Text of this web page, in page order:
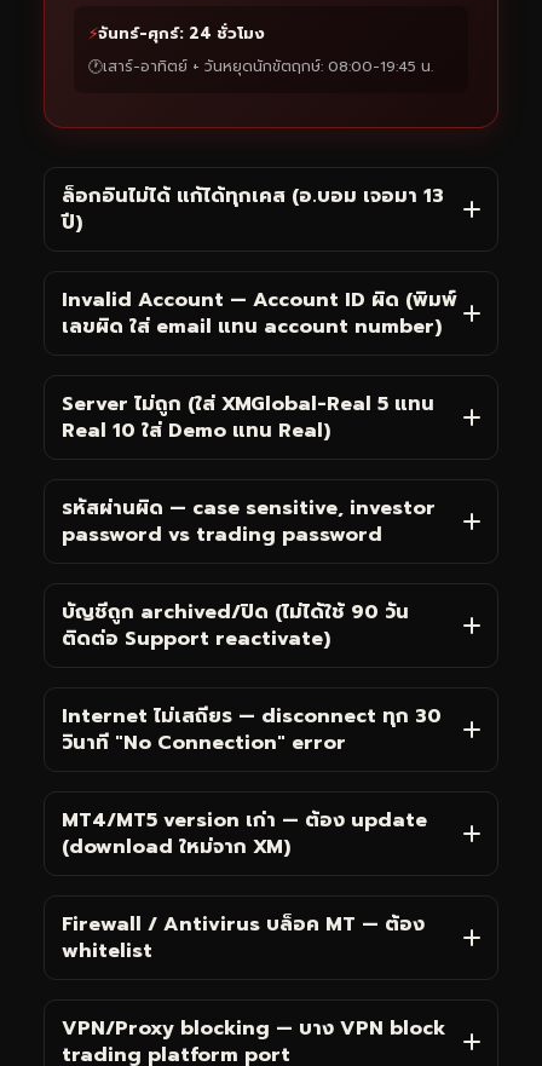
⚡จันทร์-ศุกร์: 24 ชั่วโมง
🕐เสาร์-อาทิตย์ + วันหยุดนักขัตฤกษ์: 08:00-19:45 น.
ล็อกอินไม่ได้ แก้ได้ทุกเคส (อ.บอม เจอมา 13
ปี)
Invalid Account — Account ID ผิด (พิมพ์
เลขผิด ใส่ email แทน account number)
Server ไม่ถูก (ใส่ XMGlobal-Real 5 แทน
Real 10 ใส่ Demo แทน Real)
รหัสผ่านผิด — case sensitive, investor
password vs trading password
บัญชีถูก archived/ปิด (ไม่ได้ใช้ 90 วัน
ติดต่อ Support reactivate)
Internet ไม่เสถียร — disconnect ทุก 30
วินาที "No Connection" error
MT4/MT5 version เก่า — ต้อง update
(download ใหม่จาก XM)
Firewall / Antivirus บล็อค MT — ต้อง
whitelist
VPN/Proxy blocking — บาง VPN block
trading platform port